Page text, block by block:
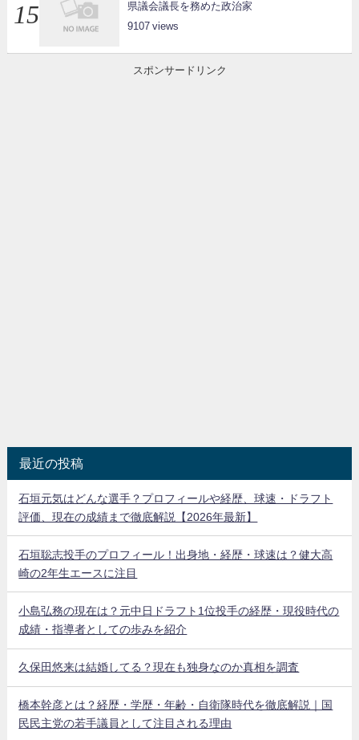
県議会議長を務めた政治家
9107
スポンサードリンク
最近の投稿
石垣元気はどんな選手？プロフィールや経歴、球速・ドラフト
評価、現在の成績まで徹底解説【2026年最新】
石垣聡志投手のプロフィール！出身地・経歴・球速は？健大高
崎の2年生エースに注目
小島弘務の現在は？元中日ドラフト1位投手の経歴・現役時代の
成績・指導者としての歩みを紹介
久保田悠来は結婚してる？現在も独身なのか真相を調査
橋本幹彦とは？経歴・学歴・年齢・自衛隊時代を徹底解説｜国
民民主党の若手議員として注目される理由